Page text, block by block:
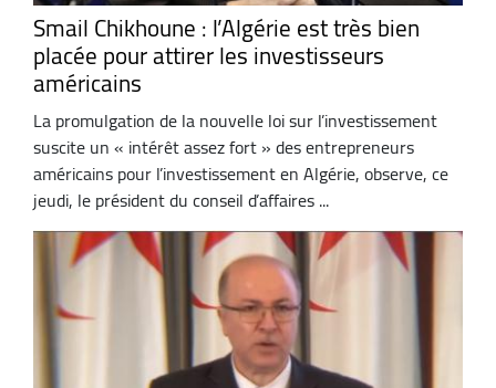
Smail Chikhoune : l’Algérie est très bien
placée pour attirer les investisseurs
américains
La promulgation de la nouvelle loi sur l’investissement
suscite un « intérêt assez fort » des entrepreneurs
américains pour l’investissement en Algérie, observe, ce
jeudi, le président du conseil d’affaires ...